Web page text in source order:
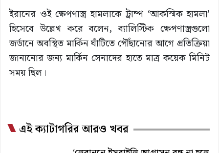
ইরানের ওই ক্ষেপণাস্ত্র হামলাকে ট্রাম্প ‘আকস্মিক হামলা’
হিসেবে উল্লেখ করে বলেন, ব্যালিস্টিক ক্ষেপণাস্ত্রগুলো
জর্ডানে অবস্থিত মার্কিন ঘাঁটিতে পৌঁছানোর আগে প্রতিক্রিয়া
জানানোর জন্য মার্কিন সেনাদের হাতে মাত্র কয়েক মিনিট
সময় ছিল।
এই ক্যাটাগরির আরও খবর